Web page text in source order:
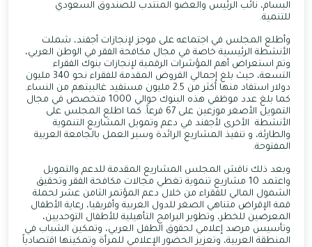
البسام، نائب الرئيس والعضو المنتدب للصندوق السعودي
للتنمية.
وأطلع المجلس في اجتماعه على موجز لإنجازات أجفند، شملت
الأنشطة الرئيسية خاصة في مجال مكافحة الفقر في الوطن العربي،
وتم استعراض أهم المؤشرات الرقمية لإنجازات بنوك الفقراء
التسعة، حيث بلغ إجمالي القروض المقدمة للفقراء نحو 340 مليون
دولار استفاد منها أكثر من 2.5 مليون مستفيد غالبيتهم من النساء.
كما بلغ عدد موظفي هذه البنوك حوالي 1000 متخصص في مجال
التمويل الأصغر موزعين على 67 فرعاً. كما اطلع المجلس على
الأنشطة الأخرى لأجفند في دعم وتمويل المشاريع التنموية
والطارئة، و تنفيذ المشاريع الرائدة وسير العمل بالجامعة العربية
المفتوحة.
وبعد ذلك ناقش المجلس المشاريع المقدمة للدعم والتمويل
واعتمد 10 مشاريع تنموية تغطي مجالات مكافحة الفقر وتحقيق
الشمول المالي للفقراء من خلال دعم المؤتمر الثامن عشر لحملة
قمة الإقراض متناهي الصغر للدول العربية وأفريقيا، رعاية الأطفال
المعرضين للخطر، وتطوير البرامج التأهيلية للأطفال التوحديين،
وتأسيس مرصد إعلامي لحقوق الطفل العربي، وتمكين الشباب في
المنطقة العربية، وتعزيز الحضور الإعلامي للمرأة وتمكينها اقتصادياً